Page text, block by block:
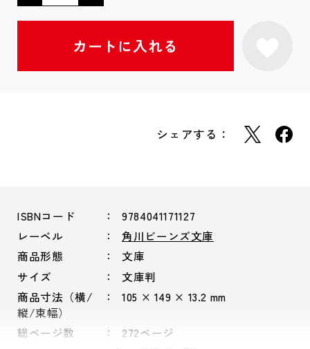
シェアする：
ISBNコード
9784041171127
レーベル
角川ビーンズ文庫
商品形態
文庫
サイズ
文庫判
商品寸法（横/
縦/束幅）
105 × 149 × 13.2 mm
総ページ数 272ページ